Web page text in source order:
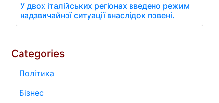
У двох італійських регіонах введено режим
надзвичайної ситуації внаслідок повені.
Categories
Політика
Бізнес